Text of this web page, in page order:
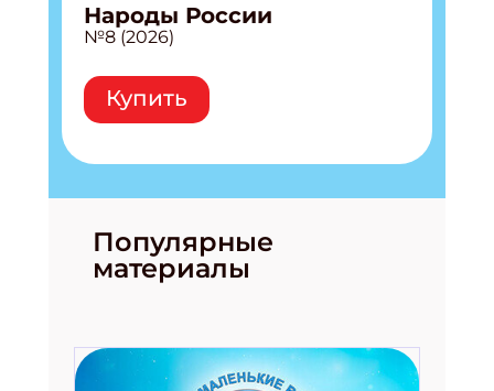
Народы России
№8 (2026)
Купить
Популярные
материалы